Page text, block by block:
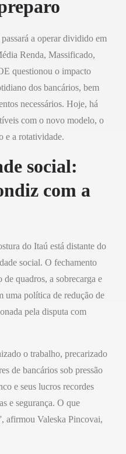
a operar dividido em
Renda, Massificado,
questionou o impacto
dos bancários, bem
necessários. Hoje, há
com o novo modelo, o
e a rotatividade.
social:
com a
do Itaú está distante do
social. O fechamento
de quadros, a sobrecarga e
uma política de redução de
pela disputa com
o trabalho, precarizado
de bancários sob pressão
e seus lucros recordes
e segurança. O que
afirmou Valeska Pincovai,